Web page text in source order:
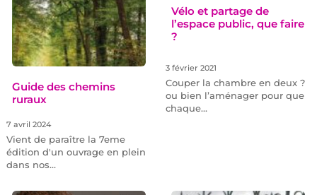
Guide des chemins
ruraux
7 avril 2024
Vient de paraître la 7eme
édition d'un ouvrage en plein
dans nos…
Vélo et partage de
l’espace public, que faire
?
3 février 2021
Couper la chambre en deux ?
ou bien l’aménager pour que
chaque…